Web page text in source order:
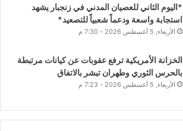
*اليوم الثاني للعصيان المدني في زنجبار يشهد
استجابة واسعة ودعماً شعبياً للتصعيد*
الأربعاء, 5 أغسطس 2026 - 7:30 م
الخزانة الأمريكية ترفع عقوبات عن كيانات مرتبطة
بالحرس الثوري وطهران تبشر بالاتفاق
الأربعاء, 5 أغسطس 2026 - 7:23 م